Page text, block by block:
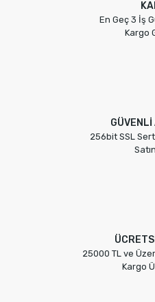
En Geç 3 İş
Kargo
256bit SSL
25000 TL ve
Kargo